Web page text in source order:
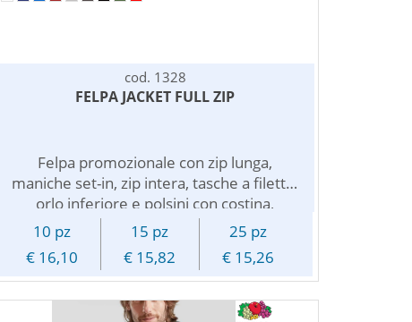
cod. 1328
FELPA JACKET FULL ZIP
Felpa promozionale con zip lunga,
maniche set-in, zip intera, tasche a filetto,
orlo inferiore e polsini con costina,
struttura con cuciture laterali ed etichetta
strappabile. Felpata internamente. Puo'
essere personalizzata con il vostro logo o
stampa pubblicitaria nella posizione da voi
scelta: cuore, petto, schiena e maniche.
10 pz 15 pz
25 pz
€ 16,10
€ 15,82 € 15,26